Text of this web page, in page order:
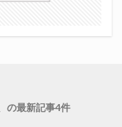
の最新記事4件